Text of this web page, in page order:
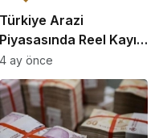
Türkiye Arazi
Piyasasında Reel Kayıp:
Büyükşehirler
Enflasyonun Gerisinde
Kaldı
4 ay önce